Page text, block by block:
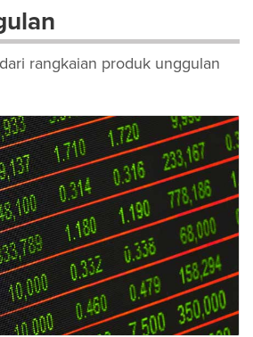
rangkaian produk unggulan